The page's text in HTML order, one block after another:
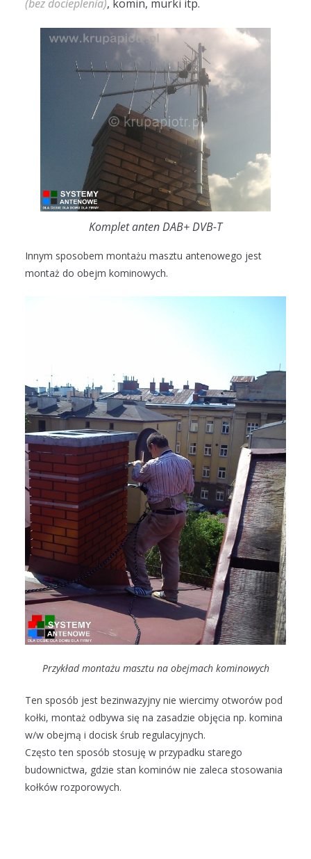
(bez docieplenia), komin, murki itp.
Komplet anten DAB+ DVB-T
Innym sposobem montażu masztu antenowego jest
montaż do obejm kominowych.
Przykład montażu masztu na obejmach kominowych
Ten sposób jest bezinwazyjny nie wiercimy otworów pod
kołki, montaż odbywa się na zasadzie objęcia np. komina
w/w obejmą i docisk śrub regulacyjnych.
Często ten sposób stosuję w przypadku starego
budownictwa, gdzie stan kominów nie zaleca stosowania
kołków rozporowych.